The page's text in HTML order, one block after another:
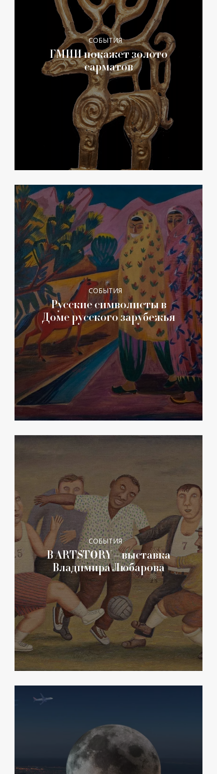
СОБЫТИЯ
ГМИИ покажет золото
сарматов
СОБЫТИЯ
Русские символисты в
Доме русского зарубежья
СОБЫТИЯ
В ARTSTORY – выставка
Владимира Любарова